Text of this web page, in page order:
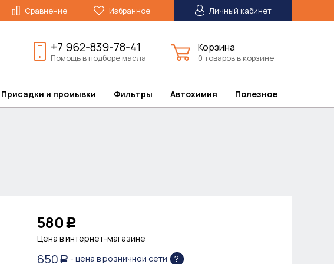
Сравнение Избранное Личный кабинет
+7 962-839-78-41
Помощь в подборе масла
Корзина
0 товаров в корзине
Присадки и промывки Фильтры Автохимия Полезное
580 Р
Цена в интернет-магазине
650 Р - цена в розничной сети ?